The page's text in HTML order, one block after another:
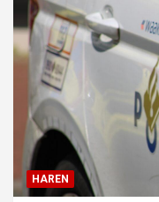
HAREN